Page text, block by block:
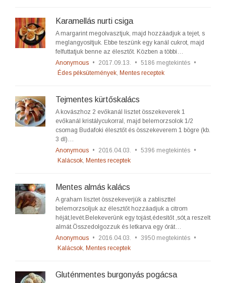
Karamellás nurti csiga
A margarint megolvasztjuk, majd hozzáadjuk a tejet, s
meglangyosítjuk. Ebbe teszünk egy kanál cukrot, majd
felfuttatjuk benne az élesztőt. Közben a többi…
Anonymous • 2017.09.13. • 5186 megtekintés •
Édes péksütemények, Mentes receptek
Tejmentes kürtőskalács
A kovászhoz 2 evőkanál lisztet összekeverek 1
evőkanál kristálycukorral, majd belemorzsolok 1/2
csomag Budafoki élesztőt és összekeverem 1 bögre (kb.
3 dl)…
Anonymous • 2016.04.03. • 5396 megtekintés •
Kalácsok, Mentes receptek
Mentes almás kalács
A graham lisztet összekeverjük a zabliszttel
belemorzsoljuk az élesztőt hozzáadjuk a citrom
héját,levét.Belekeverünk egy tojást,édesítőt ,sót,a reszelt
almát.Összedolgozzuk és letkarva egy órát…
Anonymous • 2016.04.03. • 3950 megtekintés •
Kalácsok, Mentes receptek
Gluténmentes burgonyás pogácsa